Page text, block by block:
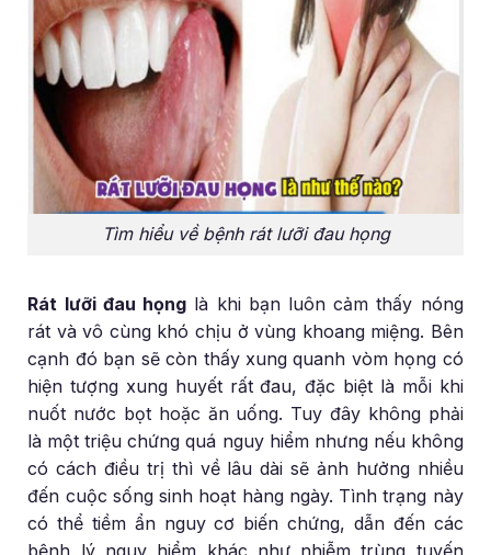
Tìm hiểu về bệnh rát lưỡi đau họng
Rát lưỡi đau họng là khi bạn luôn cảm thấy nóng
rát và vô cùng khó chịu ở vùng khoang miệng. Bên
cạnh đó bạn sẽ còn thấy xung quanh vòm họng có
hiện tượng xung huyết rất đau, đặc biệt là mỗi khi
nuốt nước bọt hoặc ăn uống. Tuy đây không phải
là một triệu chứng quá nguy hiểm nhưng nếu không
có cách điều trị thì về lâu dài sẽ ảnh hưởng nhiều
đến cuộc sống sinh hoạt hàng ngày. Tình trạng này
có thể tiềm ẩn nguy cơ biến chứng, dẫn đến các
bệnh lý nguy hiểm khác như nhiễm trùng tuyến